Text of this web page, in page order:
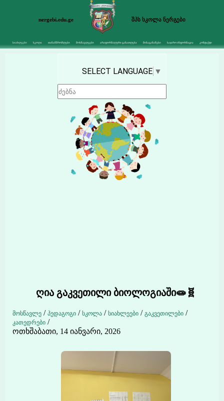
nergebi.edu.ge შპს სკოლა ნერგები
სიახლეები სკოლა თანამშრომლები მოსწავლეები არაფორმალური განათლება შინაგანაწესი საჯარო ინფორმაცია კონტაქტი
SELECT LANGUAGE ▼
ღია გაკვეთილი ბიოლოგიაში🧫🧬
მოსწავლე / პედაგოგი / სკოლა / სიახლეები / გაკვეთილები /
კათედრები /
ოთხშაბათი, 14 იანვარი, 2026